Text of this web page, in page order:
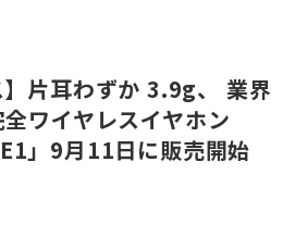
】片耳わずか 3.9g、 業界
ワイヤレスイヤホン
」9月11日に販売開始